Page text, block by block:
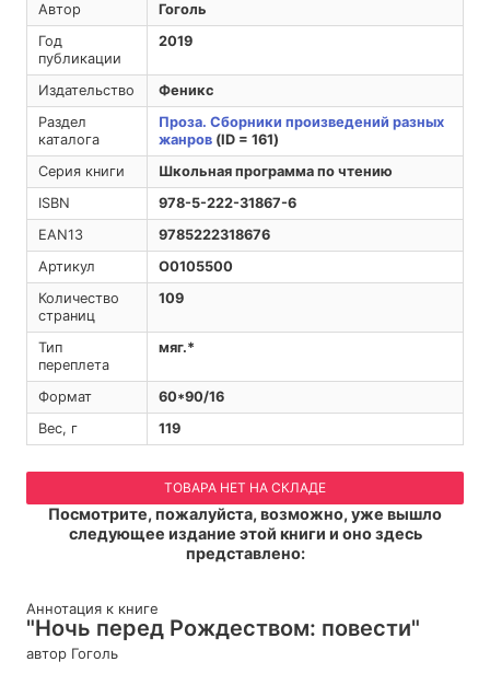
Автор
Гоголь
Год
публикации
2019
Издательство
Феникс
Раздел
каталога
Проза. Сборники произведений разных
жанров(ID = 161)
Серия книги
Школьная программа по чтению
ISBN
978-5-222-31867-6
EAN13
9785222318676
Артикул
O0105500
Количество
страниц
109
Тип
переплета
мяг.*
Формат
60*90/16
Вес, г
119
ТОВАРА НЕТ НА СКЛАДЕ
Посмотрите, пожалуйста, возможно, уже вышло
следующее издание этой книги и оно здесь
представлено:
Аннотация к книге
"Ночь перед Рождеством: повести"
автор Гоголь